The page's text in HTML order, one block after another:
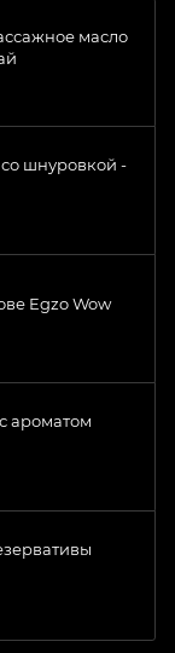
масло
шнуровкой -
Egzo Wow
ароматом